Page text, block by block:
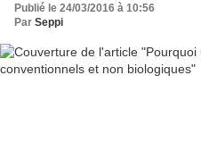
Publié le 24/03/2016 à 10:56
Par Seppi